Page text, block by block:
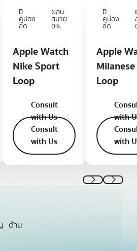
Us
มี
คูปอง
ลด
ผ่อน
สบาย
0%
Apple Watch
Nike Sport
Loop
Consult with Us
Consult
with Us
Consult
with Us
มี
คูปอง
ลด
Apple
Milanese
Loop
with
with
Previous
Next
ด้าน